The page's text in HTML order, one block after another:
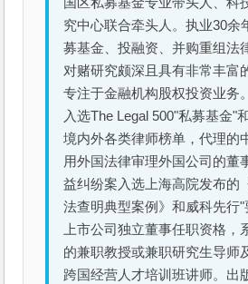
究中心联合牵头人。执业30余
募基金、投融资、并购重组法
对赌研究颇深且具有非常丰富
专注于金融机构股权投资业务
入选The Legal 500"私募基金"
境内外各类律师榜单，代理的
用外国法律审理外国公司的董
益纠纷案入选上海高院发布的
法查明典型案例》和威科先行
上市公司独立董事任职资格，
的兼职教授或兼职研究生导师
跨国经营人才培训班讲师。出